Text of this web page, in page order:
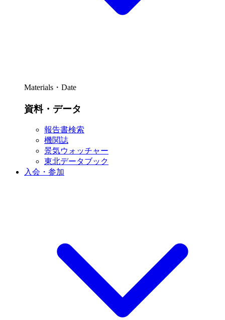
Materials・Date
資料・データ
報告書検索
機関誌
景気ウォッチャー
東北データブック
入会・参加